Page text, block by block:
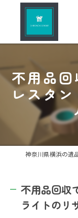
不用品
レスタ
不用品回収
ライトのリ